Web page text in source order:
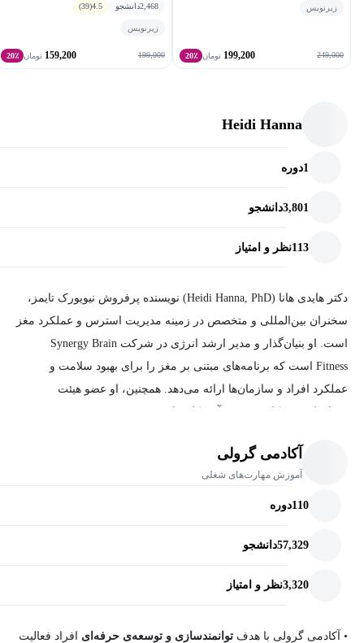
زیرنویس
249,000
199,200 تومان 20٪
2,468دانشجو 4.5
(39)
زیرنویس
199,000
159,200 تومان 20٪
Heidi Hanna
1دوره
3,801دانشجو
113نظر و امتیاز
دکتر هایدی هانا (Heidi Hanna, PhD) نویسنده پرفروش نیویورک تایمز،
سخنران بین‌المللی و متخصص در زمینه مدیریت استرس و عملکرد مغز
است.
او بنیان‌گذار و مدیر ارشد انرژی در شرکت Synergy Brain
Fitness است که برنامه‌های مبتنی بر مغز را برای بهبود سلامت و
عملکرد افراد و سازمان‌ها ارائه می‌دهد. همچنین، او عضو هیئت
دکتر هانا نویسنده هفت کتاب از جمله
RechargeوWhat’s So Funny About Stress?
Morgan Stanley و سازمان‌هایی مانند PGA Tour و NFL هستند.
او همچنین دوره‌های آنلاین متعددی در LinkedIn Learning ارائه داده
آکادمی گرولی
آموزش مهارت‌های شغلی
110دوره
57,329دانشجو
3,320نظر و امتیاز
• آکادمی گرولی با هدف توانمندسازی و توسعه‌ی حرفه‌ای افراد فعالیت